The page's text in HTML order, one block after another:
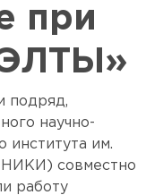
при
подряд,
научно-
института им.
совместно
работу